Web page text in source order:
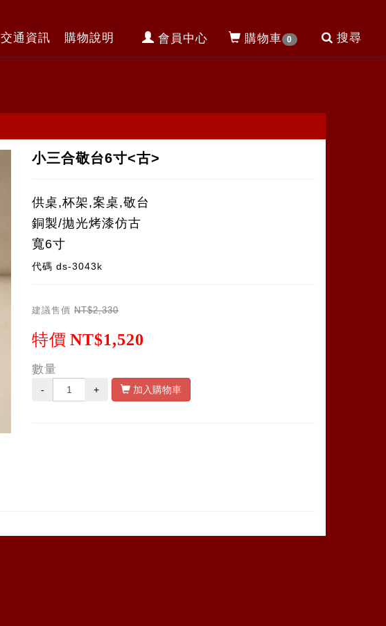
會員中心 購物車 0 搜尋
交通資訊 購物說明
小三合敬台6寸<古>
供桌,杯架,案桌,敬台
銅製/拋光烤漆仿古
寬6寸
代碼ds-3043k
建議售價 NT$2,330
特價 NT$1,520
數量
- + 加入購物車